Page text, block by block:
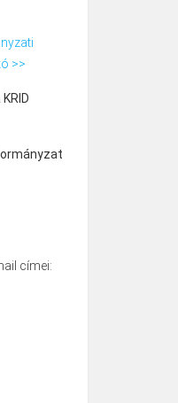
>>
címei: